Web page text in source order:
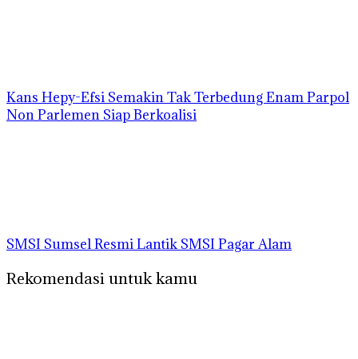
Kans Hepy-Efsi Semakin Tak Terbedung Enam Parpol
Non Parlemen Siap Berkoalisi
SMSI Sumsel Resmi Lantik SMSI Pagar Alam
Rekomendasi untuk kamu